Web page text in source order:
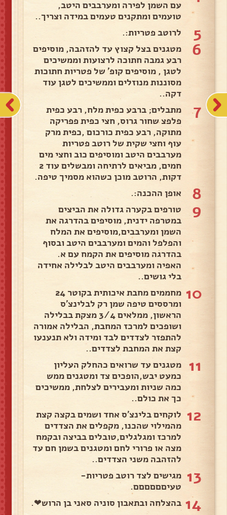
עם השמן לפירה ומערבבים היטב,
טועמים ומתקנים טעמים במידה וצריך..
5 לרוטב פטריות:.
6
מטגנים בצל קצוץ עד להזהבה, מוסיפים
רבע גמבה חתוכה לרצועות וממשיכים
לטגן , מוסיפים קופ' של פטריות חתוכות
מסוננות מנוזלים וממשיכים לטגן עוד
דקה..
7
מתבלים; ברבע כפית מלח, רבע כפית
פלפצ שחור גרוס, חצי כפית פפריקה
מתוקה, רבע כפית כורכום ,כפית מרק
עוף וחצי שקית של רוטב פטריות
מערבבים היטב ומוסיפים כוב וחצי מים
חמים, מביאים לרתיחה ומבשלים עוד 2
דקות, הרוטב מוכן כשהוא מסמיך טיפה.
8 אופן ההכנה:.
9
טורפים בקערה גדולה את הביצים
במטרפה ידנית, מוסיפים בהדרגה את
השמן ומערבבים,מוסיפים את המלח
והפלפל והמים ומערבבים היטב ובסוף
בהדרגה מוסיפים את הקמח עם א.
האפיה ומערבבים היטב לבלילה אחידה
בלי גושים..
10
מחממים מחבת איכותית בקוטר 24
ומרססים טיפה שמן רק לבלינצ'ס
הראשון, ממלאים 3/4 מצקת בבלילה
ושופכים למרכז המחבת, הבלילה אמורה
להתפזר לצדדים לבד ומידה ולא תנענעו
קצת את המחבת לצדדים..
11
מטגנים עד שרואים כהחלק העליון
כמעט יבש,הופכים צד ומטגנים ממש
כמה שניות ומעבירים לצלחת, ממשיכים
כך את כולם..
12 לוקחים בלינצ'ס אחד ושמים בקצה קצת
מהמילוי שהכנו, מקפלים את הצדדים
למרכז ומגלגלים,טובלים בביצה ובקמח
מצה או פרורי לחם ומטגנים בשמן חם עד
להזהבה משני הצדדים..
13 מגישים לצד רוטב פטריות-
טעיםםםםםם.
14 בהצלחה ובתאבון סוניה סאני בן הרוש❤.